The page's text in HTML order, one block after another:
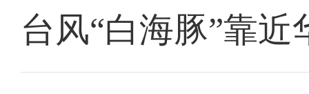
台风“白海豚”靠近